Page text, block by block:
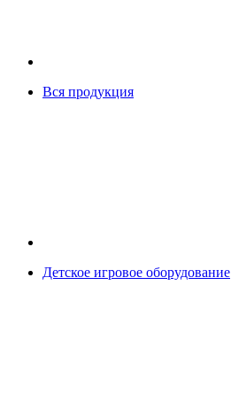
Вся продукция
Детское игровое оборудование